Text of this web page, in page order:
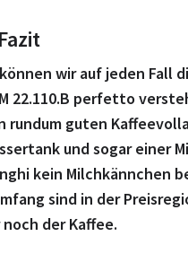
wir auf jeden Fall
22.110.B perfetto
rundum guten
und sogar einer
kein Milchkännchen
sind in der
der Kaffee.